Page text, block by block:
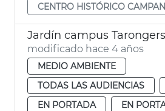
CENTRO HISTÓRICO
Jardín campus Tarongers
modificado hace 4 años
MEDIO AMBIENTE
TODAS LAS AUDIENCIAS
EN PORTADA
EN